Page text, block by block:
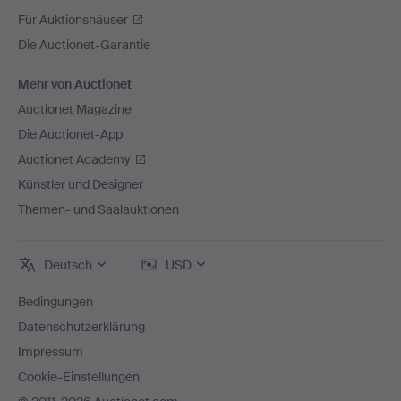
Für Auktionshäuser
Die Auctionet-Garantie
Mehr von Auctionet
Auctionet Magazine
Die Auctionet-App
Auctionet Academy
Künstler und Designer
Themen- und Saalauktionen
Deutsch USD
Bedingungen
Datenschutzerklärung
Impressum
Cookie-Einstellungen